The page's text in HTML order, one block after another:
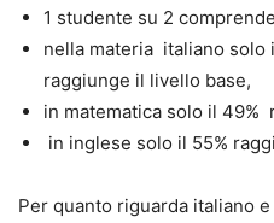
1 studente su 2
nella materia italiano solo
raggiunge il livello base,
in matematica solo il 49%
in inglese solo il 55%
Per quanto riguarda italiano